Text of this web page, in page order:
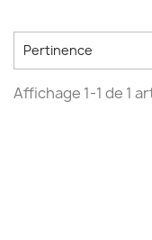
Pertinence
Affichage 1-1 de 1